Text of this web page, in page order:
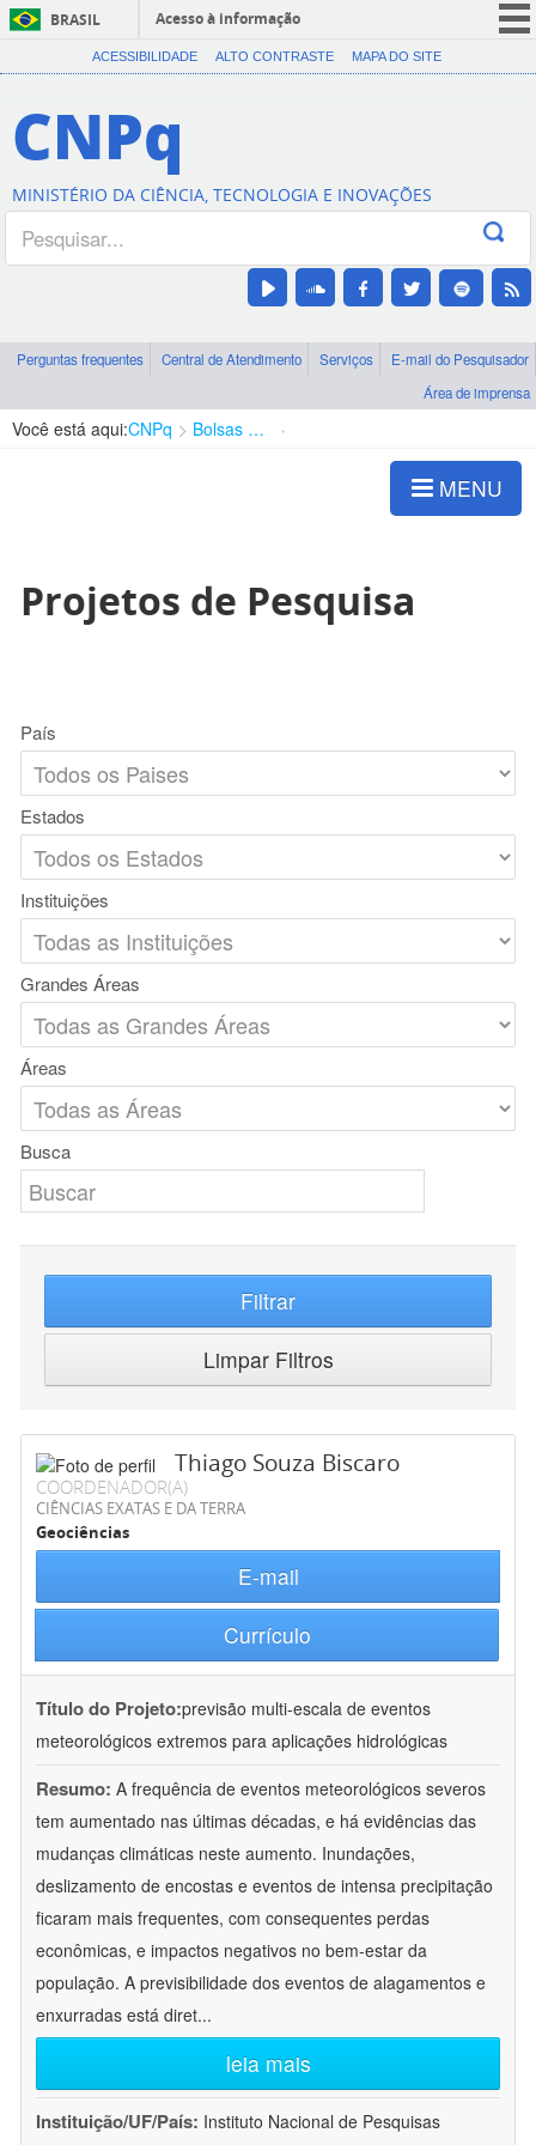
BRASIL
Acesso à informação
CORONAVÍRUS (COVID-19)
Canais
ACESSIBILIDADE ALTO CONTRASTE MAPA DO SITE
CNPq
MINISTÉRIO DA CIÊNCIA, TECNOLOGIA E INOVAÇÕES
Perguntas frequentes Central de Atendimento Serviços
E-mail do Pesquisador
Área de imprensa
Você está aqui:CNPq Bolsas e Auxílios Vigentes
MENU
Projetos de Pesquisa
País
Estados
Instituições
Grandes Áreas
Áreas
Busca
Filtrar
Limpar Filtros
Thiago Souza Biscaro
COORDENADOR(A)
CIÊNCIAS EXATAS E DA TERRA
Geociências
E-mail
Currículo
Título do Projeto:previsão multi-escala de eventos
meteorológicos extremos para aplicações hidrológicas
Resumo: A frequência de eventos meteorológicos severos
tem aumentado nas últimas décadas, e há evidências das
mudanças climáticas neste aumento. Inundações,
deslizamento de encostas e eventos de intensa precipitação
ficaram mais frequentes, com consequentes perdas
econômicas, e impactos negativos no bem-estar da
população. A previsibilidade dos eventos de alagamentos e
enxurradas está diret...
leia mais
Instituição/UF/País: Instituto Nacional de Pesquisas